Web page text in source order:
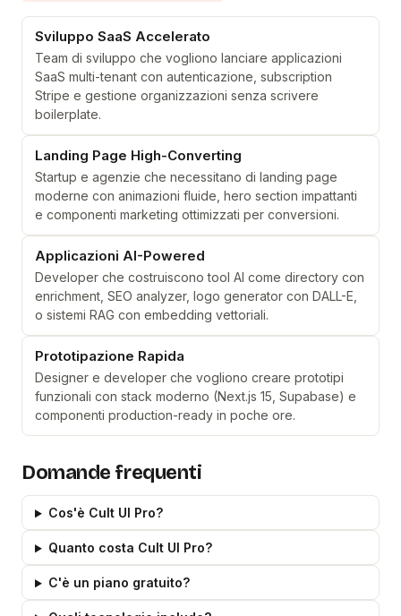
Sviluppo SaaS Accelerato
Team di sviluppo che vogliono lanciare applicazioni
SaaS multi-tenant con autenticazione, subscription
Stripe e gestione organizzazioni senza scrivere
boilerplate.
Landing Page High-Converting
Startup e agenzie che necessitano di landing page
moderne con animazioni fluide, hero section impattanti
e componenti marketing ottimizzati per conversioni.
Applicazioni AI-Powered
Developer che costruiscono tool AI come directory con
enrichment, SEO analyzer, logo generator con DALL-E,
o sistemi RAG con embedding vettoriali.
Prototipazione Rapida
Designer e developer che vogliono creare prototipi
funzionali con stack moderno (Next.js 15, Supabase) e
componenti production-ready in poche ore.
Domande frequenti
Cos'è Cult UI Pro?
Quanto costa Cult UI Pro?
C'è un piano gratuito?